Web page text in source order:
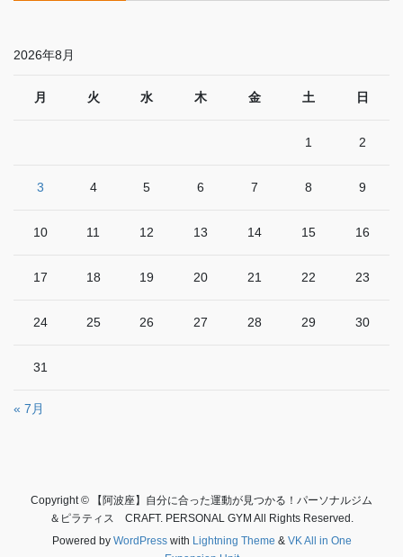
2026年8月
月 火 水 木 金 土 日
1 2
3 4 5 6 7 8 9
10 11 12 13 14 15 16
17 18 19 20 21 22 23
24 25 26 27 28 29 30
31
« 7月
Copyright © 【阿波座】自分に合った運動が見つかる！パーソナルジム
＆ピラティス CRAFT. PERSONAL GYM All Rights Reserved.
Powered by WordPresswith Lightning Theme & VK All in One